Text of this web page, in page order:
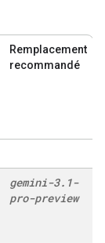
Remplacement
recommandé
gemini-3. 1-
pro-preview